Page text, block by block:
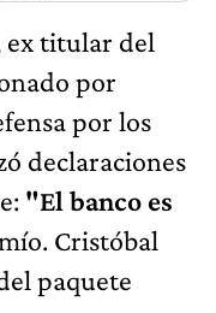
ex titular del
por
por los
declaraciones
"El banco es
Cristóbal
paquete